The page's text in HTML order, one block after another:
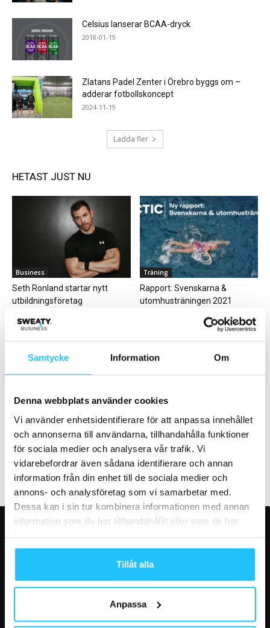
Samtycke Information Om
Denna webbplats använder cookies
Vi använder enhetsidentifierare för att anpassa innehållet
och annonserna till användarna, tillhandahålla funktioner
för sociala medier och analysera vår trafik. Vi
vidarebefordrar även sådana identifierare och annan
information från din enhet till de sociala medier och
annons- och analysföretag som vi samarbetar med.
Dessa kan i sin tur kombinera informationen med annan
information som du har tillhandahållit eller som de har
Tillåt alla
Anpassa
Celsius lanserar BCAA-dryck
2018-01-19
Zlatans Padel Zenter i Örebro byggs om –
adderar fotbollskoncept
2024-11-19
Ladda fler
HETAST JUST NU
Business
Seth Ronland startar nytt
utbildningsföretag
Träning
Rapport: Svenskarna &
utomhusträningen 2021
Business
– Sveriges första 5-stjärniga
hotellgym från...
Gym
och påverka ditt företags
utveckling?
VÅRA FAVORITER
Efter rekordåren: Träningsmarknaden går in i
2026-08-10
Nike satsar på hybridträning när Hyrox formar